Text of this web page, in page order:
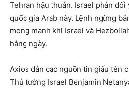
Tehran hậu thuẫn. Israel phản
quốc gia Arab này. Lệnh ngừng
mong manh khi Israel và
hằng ngày.
Axios dẫn các nguồn tin giấu tên
Thủ tướng Israel Benjamin